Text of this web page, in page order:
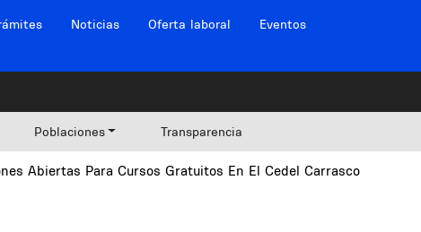
Noticias Oferta laboral Eventos
Poblaciones Transparencia
Abiertas Para Cursos Gratuitos En El Cedel Carrasco